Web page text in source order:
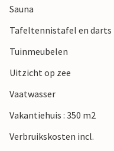
bewonder de
regionale specialiteiten
zonsondergangen op
zijn geopend van 01/06
Sauna
Tafeltennistafel en darts
Tuinmeubelen
Uitzicht op zee
Vaatwasser
Vakantiehuis : 350 m2
Verbruikskosten incl.